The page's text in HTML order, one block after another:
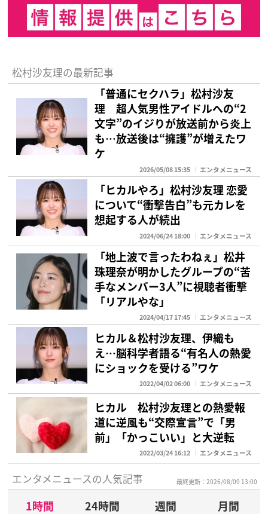
松村沙友理の最新記事
「普通にセクハラ」松村沙友
理 超人気男性アイドルへの“2
文字”のイジりが放送前から炎上
も…放送後は“擁護”が増えたワ
ケ
2026/05/08 15:35 エンタメニュース
「ヒカルやろ」松村沙友理 恋愛
について“衝撃告白”も元カレを
想起する人が続出
2024/06/24 18:00 エンタメニュース
「地上波で言ったわねぇ」松井
珠理奈が明かしたグループの“苦
手なメンバー3人”に視聴者衝撃
「リアルやな」
2024/04/17 17:45 エンタメニュース
ヒカル＆松村沙友理、伊織も
え…脳科学者語る“有名人の熱愛
にショックを受ける”ワケ
2022/04/02 06:00 エンタメニュース
ヒカル 松村沙友理との熱愛報
道に逆風も“交際宣言”で「男
前」「かっこいい」と大逆転
2022/03/24 16:12 エンタメニュース
エンタメニュースの人気記事 最終更新：2026/08/09 13:00
1時間 24時間 週間
月間